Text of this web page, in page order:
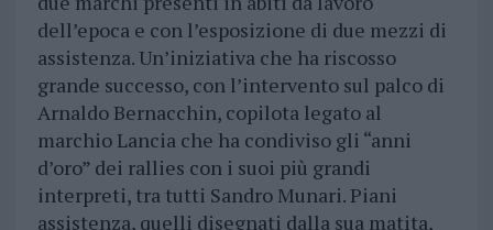
dell’epoca e con l’esposizione di due mezzi di
assistenza. Un’iniziativa che ha riscosso
grande successo, con l’intervento sul palco di
Arnaldo Bernacchin, copilota legato al
marchio Lancia che ha condiviso gli “anni
d’oro” dei rallies con i suoi più grandi
interpreti, tra tutti Sandro Munari. Piani
assistenza, quelli disegnati dalla sua matita,